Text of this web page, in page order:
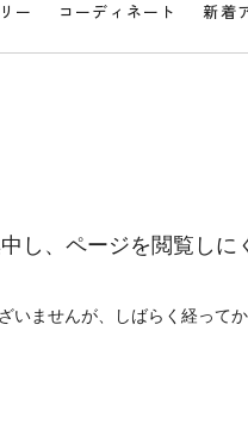
ー コーディネート 新着
し、ページを閲覧しに
いませんが、しばらく経って